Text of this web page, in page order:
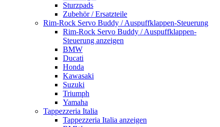
Sturzpads
Zubehör / Ersatzteile
Rim-Rock Servo Buddy / Auspuffklappen-Steuerung
Rim-Rock Servo Buddy / Auspuffklappen-
Steuerung anzeigen
BMW
Ducati
Honda
Kawasaki
Suzuki
Triumph
Yamaha
Tappezzeria Italia
Tappezzeria Italia anzeigen